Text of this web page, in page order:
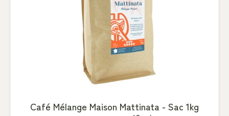
Café Mélange Maison Mattinata - Sac 1kg